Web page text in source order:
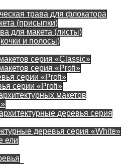
трава для флокатора
(присыпки)
для макета (листы)
и полосы)
серия «Classic»
серия «Profi»
серии «Profi»
серии «Profi»
макетов
деревья серия
деревья серия «White»
ели